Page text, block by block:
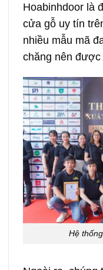
Hoabinhdoor là
cửa gỗ uy tín
nhiều mẫu mã
chăng nên được
Hệ